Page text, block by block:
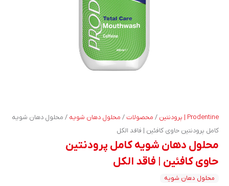
Prodentine | پرودنتین / محصولات/ محلول دهان شویه / محلول دهان شویه
کامل پرودنتین حاوی کافئین | فاقد الکل
محلول دهان شویه کامل پرودنتین
حاوی کافئین | فاقد الکل
محلول دهان شویه